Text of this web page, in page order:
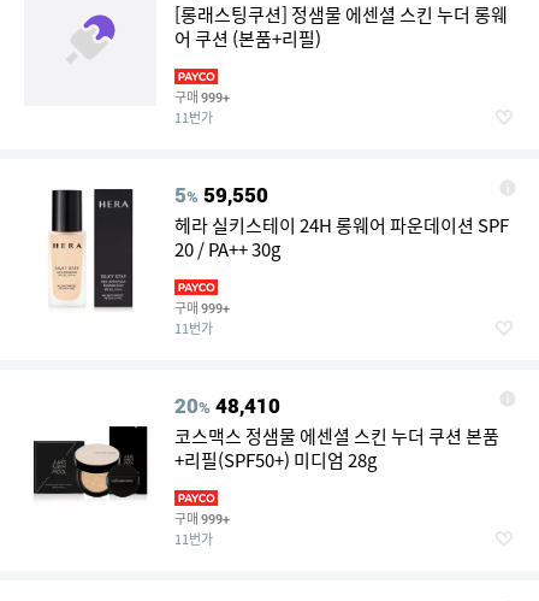
[롱래스팅쿠션] 정샘물 에센셜 스킨 누더 롱웨
어 쿠션 (본품+리필)
구매 999+
11번가
5% 59,550
헤라 실키스테이 24H 롱웨어 파운데이션 SPF
20 / PA++ 30g
구매 999+
11번가
20% 48,410
코스맥스 정샘물 에센셜 스킨 누더 쿠션 본품
+리필(SPF50+) 미디엄 28g
구매 999+
11번가